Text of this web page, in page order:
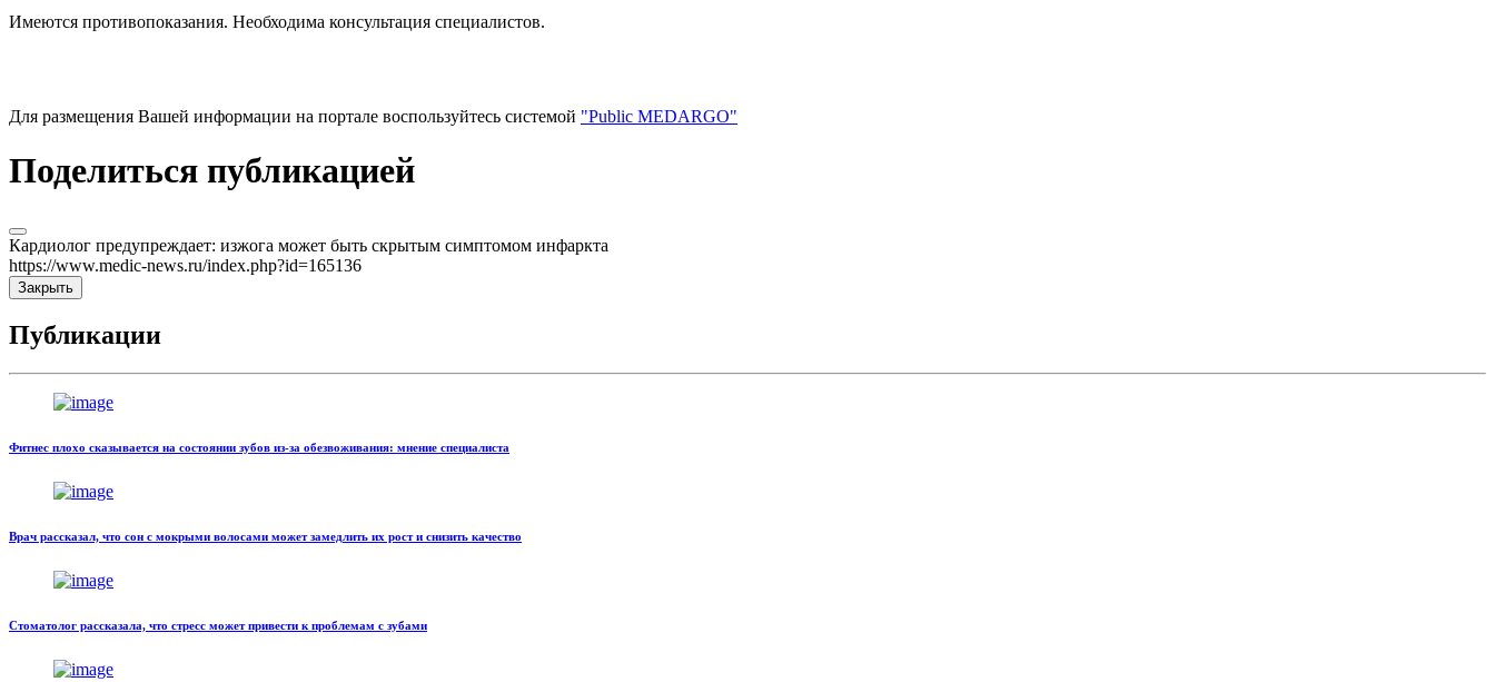
Имеются противопоказания. Необходима консультация специалистов.
Для размещения Вашей информации на портале воспользуйтесь системой "Public MEDARGO"
Поделиться публикацией
Кардиолог предупреждает: изжога может быть скрытым симптомом инфаркта
https://www.medic-news.ru/index.php?id=165136
Закрыть
Публикации
Фитнес плохо сказывается на состоянии зубов из-за обезвоживания: мнение специалиста
Врач рассказал, что сон с мокрыми волосами может замедлить их рост и снизить качество
Стоматолог рассказала, что стресс может привести к проблемам с зубами